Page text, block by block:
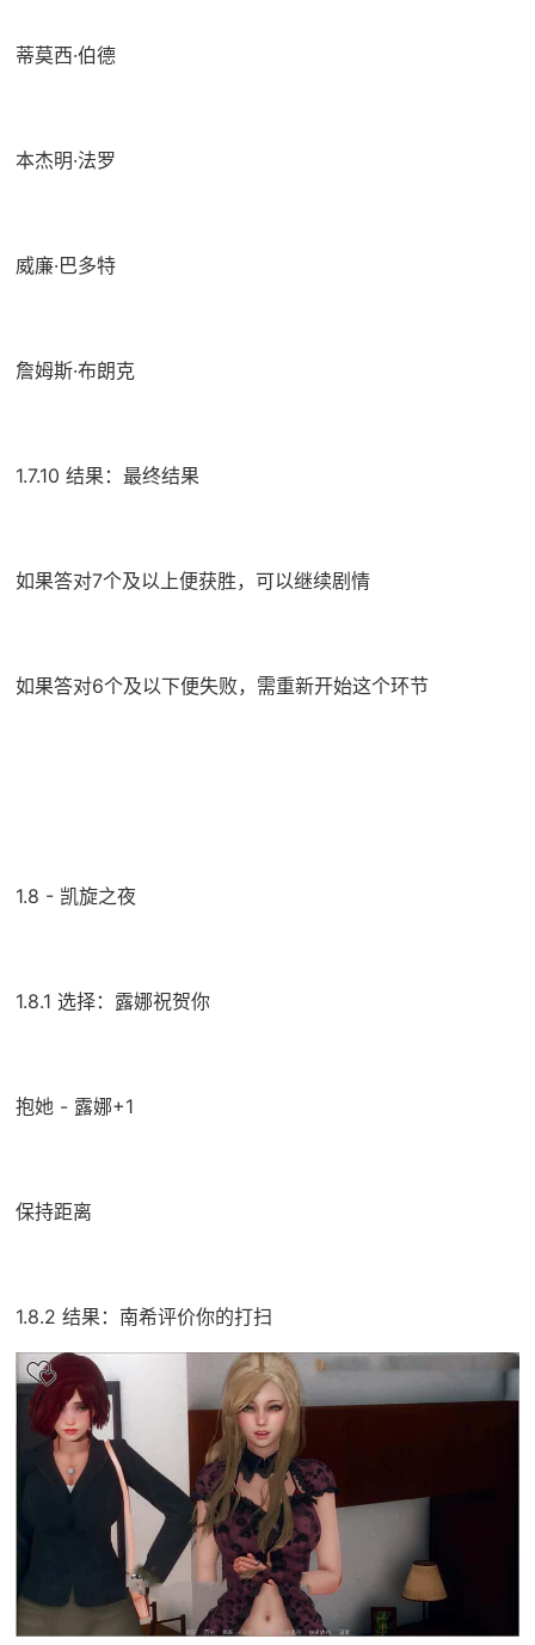
蒂莫西·伯德
本杰明·法罗
威廉·巴多特
詹姆斯·布朗克
1.7.10 结果：最终结果
如果答对7个及以上便获胜，可以继续剧情
如果答对6个及以下便失败，需重新开始这个环节
1.8 - 凯旋之夜
1.8.1 选择：露娜祝贺你
抱她 - 露娜+1
保持距离
1.8.2 结果：南希评价你的打扫